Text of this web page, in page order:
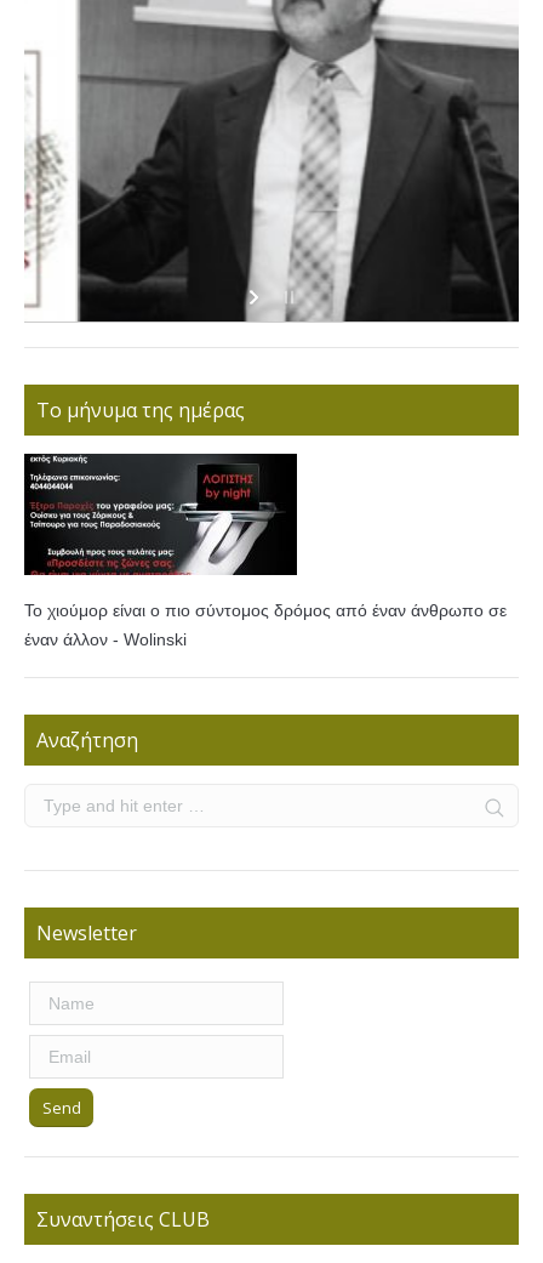
Το μήνυμα της ημέρας
Το χιούμορ είναι ο πιο σύντομος δρόμος από έναν άνθρωπο σε
έναν άλλον - Wolinski
Αναζήτηση
Newsletter
Συναντήσεις CLUB